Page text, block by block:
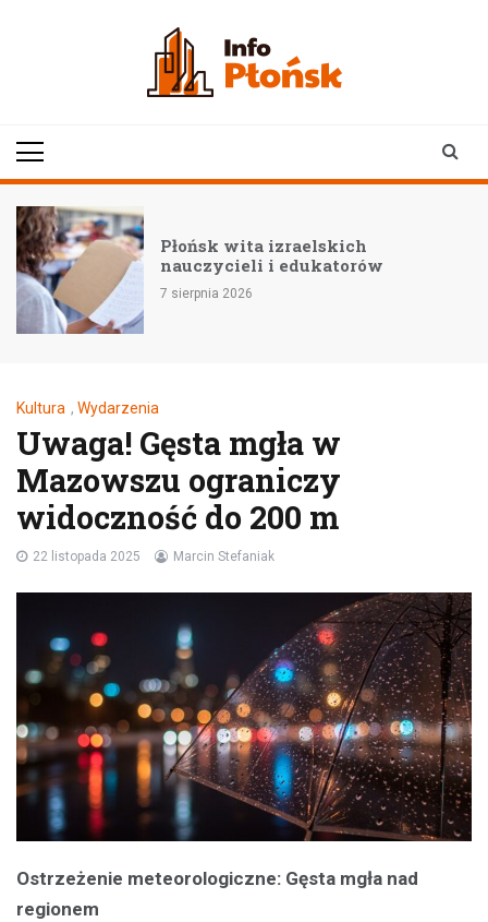
Płońsk wita izraelskich
nauczycieli i edukatorów
7 sierpnia 2026
Kultura , Wydarzenia
Uwaga! Gęsta mgła w
Mazowszu ograniczy
widoczność do 200 m
22 listopada 2025 Marcin Stefaniak
Ostrzeżenie meteorologiczne: Gęsta mgła nad
regionem